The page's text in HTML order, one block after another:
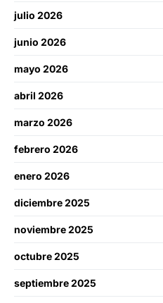
julio 2026
junio 2026
mayo 2026
abril 2026
marzo 2026
febrero 2026
enero 2026
diciembre 2025
noviembre 2025
octubre 2025
septiembre 2025